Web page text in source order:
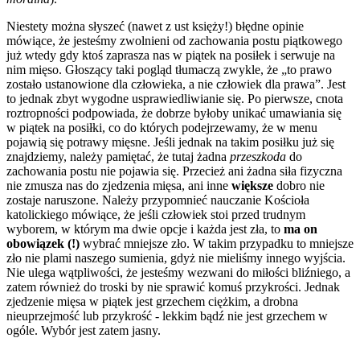
Niestety można słyszeć (nawet z ust księży!) błędne opinie
mówiące, że jesteśmy zwolnieni od zachowania postu piątkowego
już wtedy gdy ktoś zaprasza nas w piątek na posiłek i serwuje na
nim mięso. Głoszący taki pogląd tłumaczą zwykle, że „to prawo
zostało ustanowione dla człowieka, a nie człowiek dla prawa”. Jest
to jednak zbyt wygodne usprawiedliwianie się. Po pierwsze, cnota
roztropności podpowiada, że dobrze byłoby unikać umawiania się
w piątek na posiłki, co do których podejrzewamy, że w menu
pojawią się potrawy mięsne. Jeśli jednak na takim posiłku już się
znajdziemy, należy pamiętać, że tutaj żadna przeszkoda do
zachowania postu nie pojawia się. Przecież ani żadna siła fizyczna
nie zmusza nas do zjedzenia mięsa, ani inne większe dobro nie
zostaje naruszone. Należy przypomnieć nauczanie Kościoła
katolickiego mówiące, że jeśli człowiek stoi przed trudnym
wyborem, w którym ma dwie opcje i każda jest zła, to ma on
obowiązek (!) wybrać mniejsze zło. W takim przypadku to mniejsze
zło nie plami naszego sumienia, gdyż nie mieliśmy innego wyjścia.
Nie ulega wątpliwości, że jesteśmy wezwani do miłości bliźniego, a
zatem również do troski by nie sprawić komuś przykrości. Jednak
zjedzenie mięsa w piątek jest grzechem ciężkim, a drobna
nieuprzejmość lub przykrość - lekkim bądź nie jest grzechem w
ogóle. Wybór jest zatem jasny.